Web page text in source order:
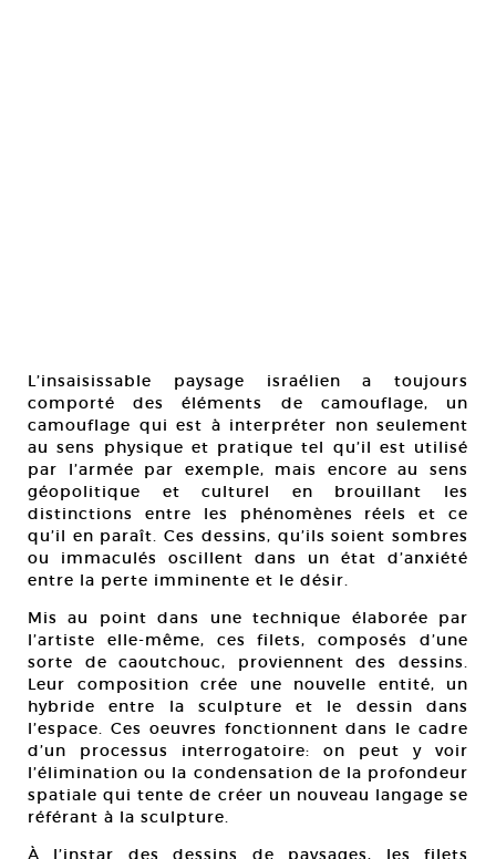
L’insaisissable paysage israélien a toujours
comporté des éléments de camouflage, un
camouflage qui est à interpréter non seulement
au sens physique et pratique tel qu’il est utilisé
par l’armée par exemple, mais encore au sens
géopolitique et culturel en brouillant les
distinctions entre les phénomènes réels et ce
qu’il en paraît. Ces dessins, qu’ils soient sombres
ou immaculés oscillent dans un état d’anxiété
entre la perte imminente et le désir.
Mis au point dans une technique élaborée par
l’artiste elle-même, ces filets, composés d’une
sorte de caoutchouc, proviennent des dessins.
Leur composition crée une nouvelle entité, un
hybride entre la sculpture et le dessin dans
l’espace. Ces oeuvres fonctionnent dans le cadre
d’un processus interrogatoire: on peut y voir
l’élimination ou la condensation de la profondeur
spatiale qui tente de créer un nouveau langage se
référant à la sculpture.
À l’instar des dessins de paysages, les filets